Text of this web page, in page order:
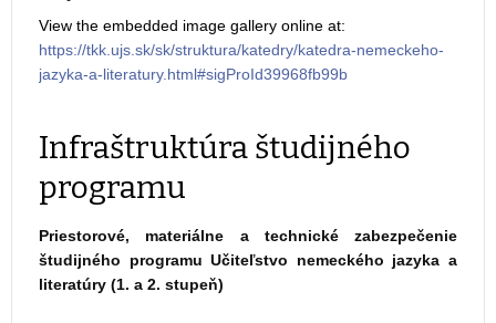
View the embedded image gallery online at:
https://tkk.ujs.sk/sk/struktura/katedry/katedra-nemeckeho-
jazyka-a-literatury.html#sigProId39968fb99b
Infraštruktúra študijného
programu
Priestorové, materiálne a technické zabezpečenie
študijného programu Učiteľstvo nemeckého jazyka a
literatúry (1. a 2. stupeň)